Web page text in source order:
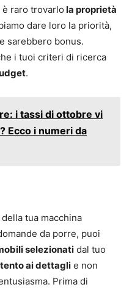
raro trovarlo la proprietà
dare loro la priorità,
sarebbero bonus.
i tuoi criteri di ricerca
.
i tassi di ottobre vi
Ecco i numeri da
tua macchina
da porre, puoi
selezionati dal tuo
ai dettagli e non
Prima di